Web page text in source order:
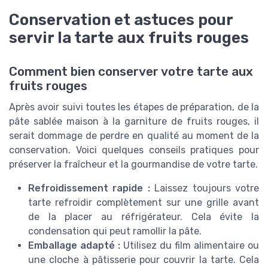
Conservation et astuces pour
servir la tarte aux fruits rouges
Comment bien conserver votre tarte aux
fruits rouges
Après avoir suivi toutes les étapes de préparation, de la
pâte sablée maison à la garniture de fruits rouges, il
serait dommage de perdre en qualité au moment de la
conservation. Voici quelques conseils pratiques pour
préserver la fraîcheur et la gourmandise de votre tarte.
Refroidissement rapide :Laissez toujours votre
tarte refroidir complètement sur une grille avant
de la placer au réfrigérateur. Cela évite la
condensation qui peut ramollir la pâte.
Emballage adapté : Utilisez du film alimentaire ou
une cloche à pâtisserie pour couvrir la tarte. Cela